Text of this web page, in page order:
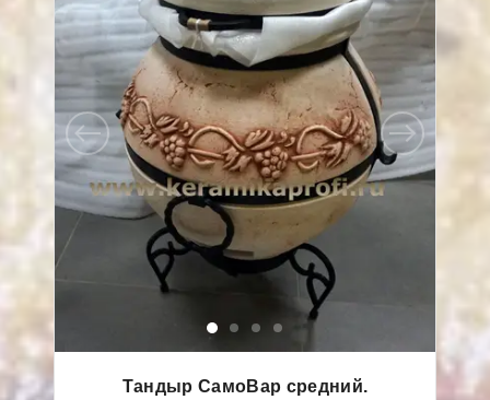
Тандыр СамоВар средний.